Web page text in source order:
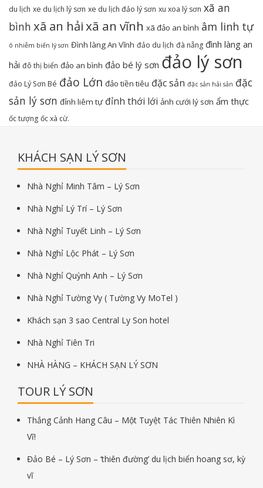
du lịch xe du lịch lý sơn xe du lịch đảo lý sơn xu xoa lý sơn xã an
bình xã an hảixã an vĩnh xã đảo an bình âm linh tự
ô nhiễm biển lý sơn Đình làng An Vĩnh đảo du lịch đà nẵng đình làng an
hải đô thị biển đảo an bình đảo bé lý sơn đảo lý sơn
đảo Lý Sơn Bé đảo Lớn đảo tiền tiêu đặc sản đặc sản hải sản đặc
sản lý sơn đỉnh liêm tự đỉnh thới lới ảnh cưới lý sơn ẩm thực
ốc tượng ốc xà cừ.
KHÁCH SẠN LÝ SƠN
Nhà Nghỉ Minh Tâm – Lý Sơn
Nhà Nghỉ Lý Trí – Lý Sơn
Nhà Nghỉ Tuyết Linh – Lý Sơn
Nhà Nghỉ Lộc Phát – Lý Sơn
Nhà Nghỉ Quỳnh Anh – Lý Sơn
Nhà Nghỉ Tường Vy ( Tường Vy MoTel )
Khách sạn 3 sao Central Ly Son hotel
Nhà Nghỉ Tiên Tri
NHÀ HÀNG – KHÁCH SẠN LÝ SƠN
TOUR LÝ SƠN
Thắng Cảnh Hang Câu – Một Tuyệt Tác Thiên Nhiên Kì
Vĩ!
Đảo Bé – Lý Sơn – ‘thiên đường’ du lịch biển hoang sơ, kỳ
vĩ